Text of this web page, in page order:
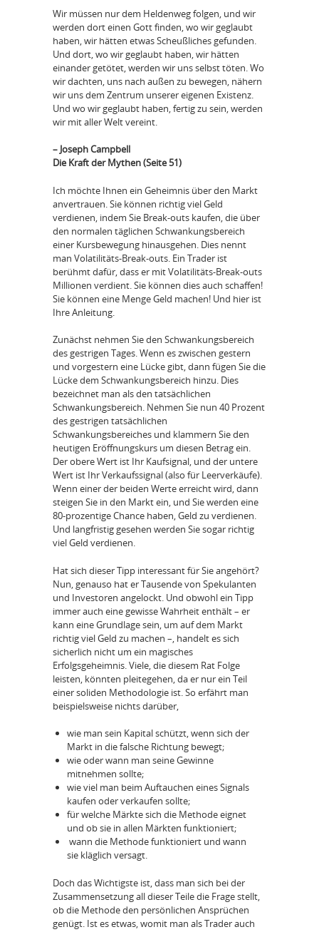
Wir müssen nur dem Heldenweg folgen, und wir
werden dort einen Gott finden, wo wir geglaubt
haben, wir hätten etwas Scheußliches gefunden.
Und dort, wo wir geglaubt haben, wir hätten
einander getötet, werden wir uns selbst töten. Wo
wir dachten, uns nach außen zu bewegen, nähern
wir uns dem Zentrum unserer eigenen Existenz.
Und wo wir geglaubt haben, fertig zu sein, werden
wir mit aller Welt vereint.
– Joseph Campbell
Die Kraft der Mythen (Seite 51)
Ich möchte Ihnen ein Geheimnis über den Markt
anvertrauen. Sie können richtig viel Geld
verdienen, indem Sie Break-outs kaufen, die über
den normalen täglichen Schwankungsbereich
einer Kursbewegung hinausgehen. Dies nennt
man Volatilitäts-Break-outs. Ein Trader ist
berühmt dafür, dass er mit Volatilitäts-Break-outs
Millionen verdient. Sie können dies auch schaffen!
Sie können eine Menge Geld machen! Und hier ist
Ihre Anleitung.
Zunächst nehmen Sie den Schwankungsbereich
des gestrigen Tages. Wenn es zwischen gestern
und vorgestern eine Lücke gibt, dann fügen Sie die
Lücke dem Schwankungsbereich hinzu. Dies
bezeichnet man als den tatsächlichen
Schwankungsbereich. Nehmen Sie nun 40 Prozent
des gestrigen tatsächlichen
Schwankungsbereiches und klammern Sie den
heutigen Eröffnungskurs um diesen Betrag ein.
Der obere Wert ist Ihr Kaufsignal, und der untere
Wert ist Ihr Verkaufssignal (also für Leerverkäufe).
Wenn einer der beiden Werte erreicht wird, dann
steigen Sie in den Markt ein, und Sie werden eine
80-prozentige Chance haben, Geld zu verdienen.
Und langfristig gesehen werden Sie sogar richtig
viel Geld verdienen.
Hat sich dieser Tipp interessant für Sie angehört?
Nun, genauso hat er Tausende von Spekulanten
und Investoren angelockt. Und obwohl ein Tipp
immer auch eine gewisse Wahrheit enthält – er
kann eine Grundlage sein, um auf dem Markt
richtig viel Geld zu machen –, handelt es sich
sicherlich nicht um ein magisches
Erfolgsgeheimnis. Viele, die diesem Rat Folge
leisten, könnten pleitegehen, da er nur ein Teil
einer soliden Methodologie ist. So erfährt man
beispielsweise nichts darüber,
wie man sein Kapital schützt, wenn sich der
Markt in die falsche Richtung bewegt;
wie oder wann man seine Gewinne
mitnehmen sollte;
wie viel man beim Auftauchen eines Signals
kaufen oder verkaufen sollte;
für welche Märkte sich die Methode eignet
und ob sie in allen Märkten funktioniert;
wann die Methode funktioniert und wann
sie kläglich versagt.
Doch das Wichtigste ist, dass man sich bei der
Zusammensetzung all dieser Teile die Frage stellt,
ob die Methode den persönlichen Ansprüchen
genügt. Ist es etwas, womit man als Trader auch